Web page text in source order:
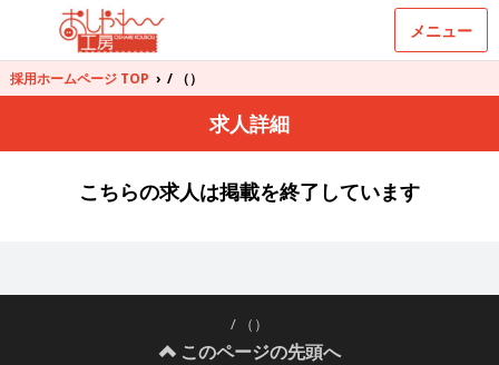
メニュー
採用ホームページ TOP › / （）
求人詳細
こちらの求人は掲載を終了しています
/ （）
このページの先頭へ